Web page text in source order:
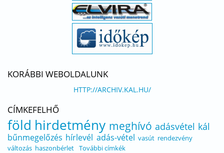
KORÁBBI WEBOLDALUNK
HTTP://ARCHIV.KAL.HU/
CÍMKEFELHŐ
föld hirdetmény meghívó adásvétel kál
bűnmegelőzés hírlevél adás-vétel vasút rendezvény
változás haszonbérlet További címkék